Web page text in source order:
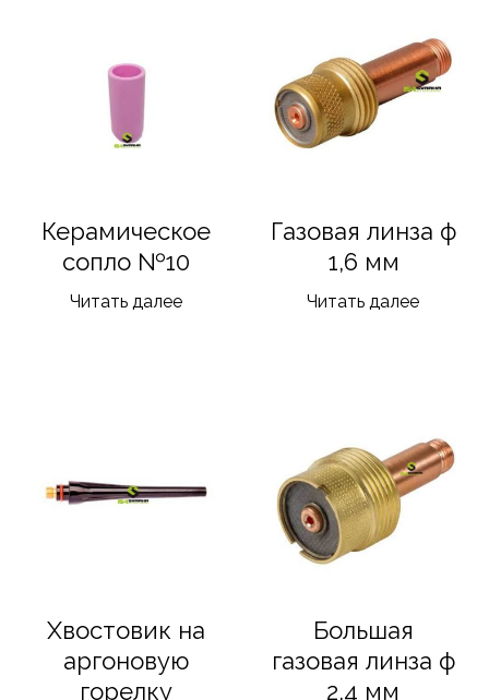
Керамическое
сопло №10
Читать далее
Газовая линза ф
1,6 мм
Читать далее
Хвостовик на
аргоновую
горелку
Большая
газовая линза ф
2,4 мм